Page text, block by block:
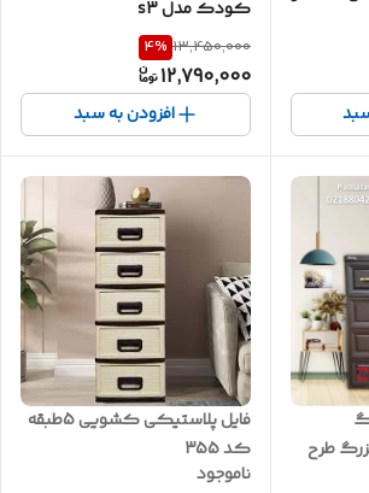
کودک مدل s3
13,450,000
4%
12,790,000
افزودن به سبد
پلاستیکی دراور سایزبزرگ طرح
فایل پلاستیکی کشویی 5طبقه
کد 355
ناموجود